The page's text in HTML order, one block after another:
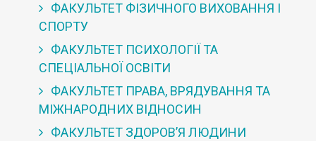
ФАКУЛЬТЕТ ФІЗИЧНОГО ВИХОВАННЯ І
СПОРТУ
ФАКУЛЬТЕТ ПСИХОЛОГІЇ ТА
СПЕЦІАЛЬНОЇ ОСВІТИ
ФАКУЛЬТЕТ ПРАВА, ВРЯДУВАННЯ ТА
МІЖНАРОДНИХ ВІДНОСИН
ФАКУЛЬТЕТ ЗДОРОВ’Я ЛЮДИНИ